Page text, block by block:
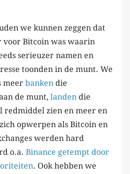
we kunnen zeggen dat
voor Bitcoin was waarin
serieuzer namen en
toonden in de munt. We
meer banken die
de munt, landen die
redmiddel zien en meer en
opwerpen als Bitcoin en
werden hard
o.a. Binance getempt door
. Ook hebben we